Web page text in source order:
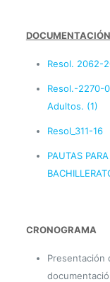
Resol. 2062-
Resol.-2270-
Adultos. (1)
Resol_311-16
PAUTAS
CRONOGRAMA
Presentación